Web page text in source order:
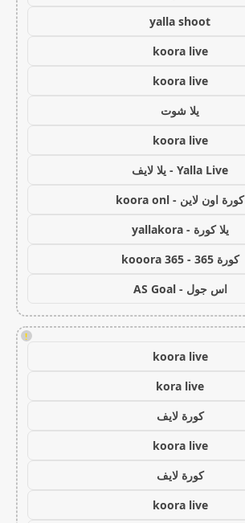
yalla shoot
koora live
koora live
يلا شوت
koora live
Yalla Live - يلا لايف
كورة اون لاين - koora onl
يلا كورة - yallakora
كورة 365 - kooora 365
اس جول - AS Goal
!
koora live
kora live
كورة لايف
koora live
كورة لايف
koora live